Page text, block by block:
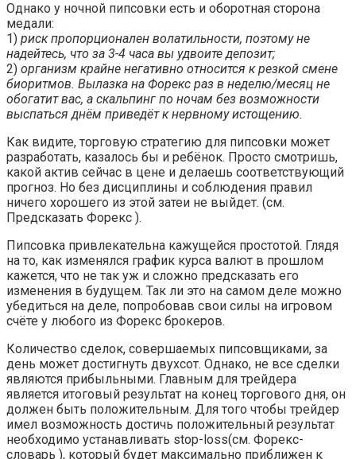
Однако у ночной пипсовки есть и оборотная сторона
медали:
1) риск пропорционален волатильности, поэтому не
надейтесь, что за 3-4 часа вы удвоите депозит;
2) организм крайне негативно относится к резкой смене
биоритмов. Вылазка на Форекс раз в неделю/месяц не
обогатит вас, а скальпинг по ночам без возможности
выспаться днём приведёт к нервному истощению.
Как видите, торговую стратегию для пипсовки может
разработать, казалось бы и ребёнок. Просто смотришь,
какой актив сейчас в цене и делаешь соответствующий
прогноз. Но без дисциплины и соблюдения правил
ничего хорошего из этой затеи не выйдет. (см.
Предсказать Форекс ).
Пипсовка привлекательна кажущейся простотой. Глядя
на то, как изменялся график курса валют в прошлом
кажется, что не так уж и сложно предсказать его
изменения в будущем. Так ли это на самом деле можно
убедиться на деле, попробовав свои силы на игровом
счёте у любого из Форекс брокеров.
Количество сделок, совершаемых пипсовщиками, за
день может достигнуть двухсот. Однако, не все сделки
являются прибыльными. Главным для трейдера
является итоговый результат на конец торгового дня, он
должен быть положительным. Для того чтобы трейдер
имел возможность достичь положительный результат
необходимо устанавливать stop-loss(см. Форекс-
словарь ), который будет максимально приближен к